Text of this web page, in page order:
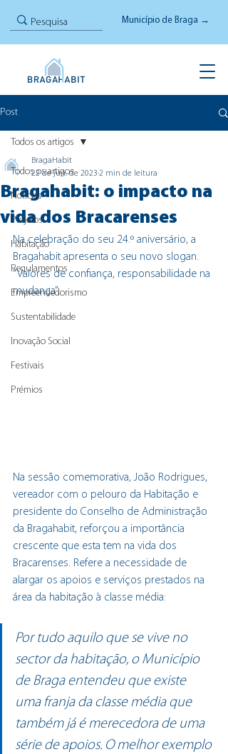
Município de Braga →
Post
Todos os artigos
Notícias
Projetos
Habitação
Regulamentos
Empreendedorismo
Sustentabilidade
Inovação Social
Festivais
Prémios
Todos os artigos
Bragahabit: o impacto na
vida dos Bracarenses
BragaHabit
22 de jun. de 2023 2 min de leitura
Na celebração do seu 24.º aniversário, a
Bragahabit apresenta o seu novo slogan.
“Valores de confiança, responsabilidade na
mudança”.
Na sessão comemorativa, João Rodrigues,
vereador com o pelouro da Habitação e
presidente do Conselho de Administração
da Bragahabit, reforçou a importância
crescente que esta tem na vida dos
Bracarenses. Refere a necessidade de
alargar os apoios e serviços prestados na
área da habitação à classe média:
Por tudo aquilo que se vive no
sector da habitação, o Município
de Braga entendeu que existe
uma franja da classe média que
também já é merecedora de uma
série de apoios. O melhor exemplo